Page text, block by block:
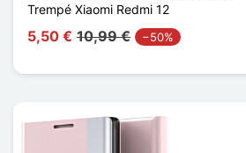
Trempé Xiaomi Redmi 12
5,50 € 10,99 € −50%